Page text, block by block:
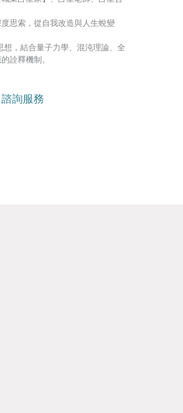
思索，從自我改造與人生蛻變
，結合量子力學、混沌理論、全
詮釋機制。
諮詢服務